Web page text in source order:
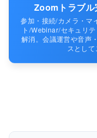
Zoomトラブル
参加・接続/カメラ・マ
ト/Webinar/セキュリ
解消。会議運営や音声
スとして